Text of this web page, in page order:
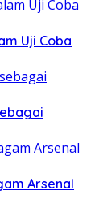
Uji Coba
Arsenal